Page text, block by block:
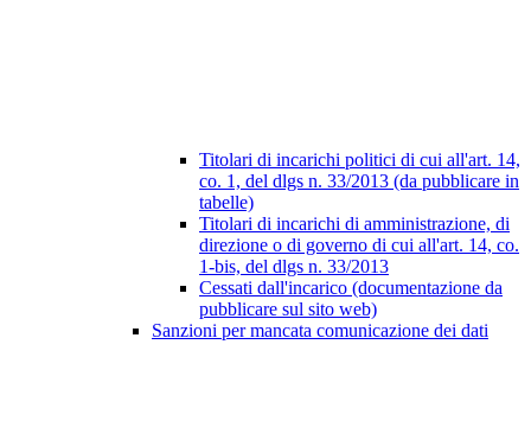
Titolari di incarichi politici di cui all'art. 14,
co. 1, del dlgs n. 33/2013 (da pubblicare in
tabelle)
Titolari di incarichi di amministrazione, di
direzione o di governo di cui all'art. 14, co.
1-bis, del dlgs n. 33/2013
Cessati dall'incarico (documentazione da
pubblicare sul sito web)
Sanzioni per mancata comunicazione dei dati